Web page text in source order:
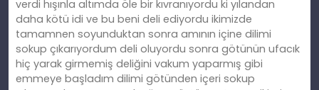
verdi hışınla altımda öle bir kıvranıyordu ki yılandan
daha kötü idi ve bu beni deli ediyordu ikimizde
tamamnen soyunduktan sonra amının içine dilimi
sokup çıkarıyordum deli oluyordu sonra götünün ufacık
hiç yarak girmemiş deliğini vakum yaparmış gibi
emmeye başladım dilimi götünden içeri sokup